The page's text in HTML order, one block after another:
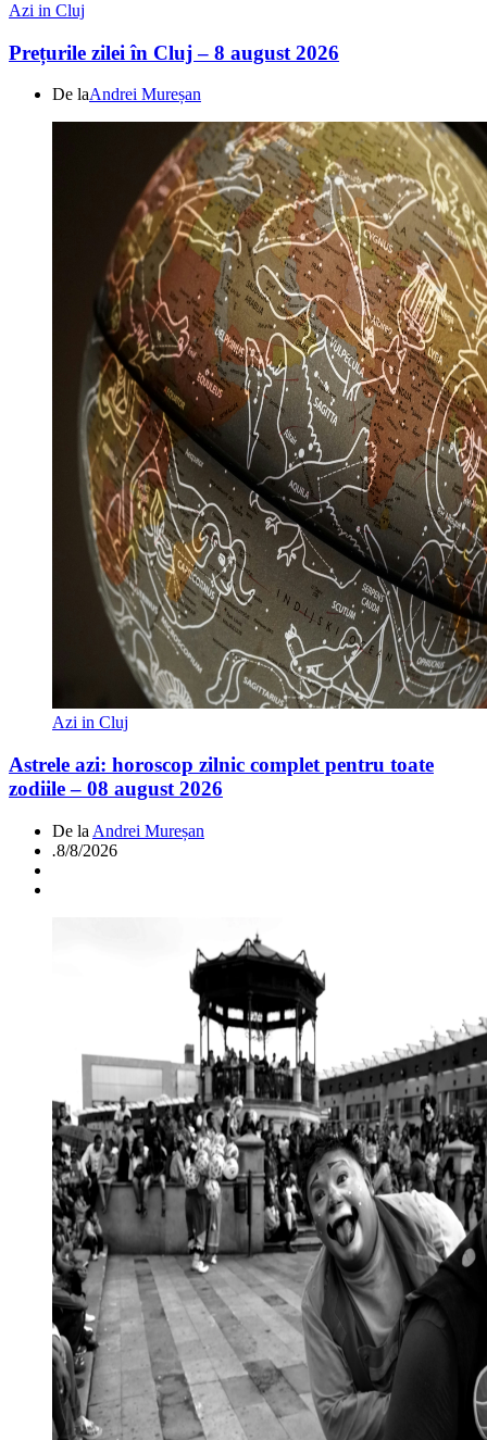
Azi in Cluj
Prețurile zilei în Cluj – 8 august 2026
De laAndrei Mureșan
Azi in Cluj
Astrele azi: horoscop zilnic complet pentru toate
zodiile – 08 august 2026
De la Andrei Mureșan
.8/8/2026